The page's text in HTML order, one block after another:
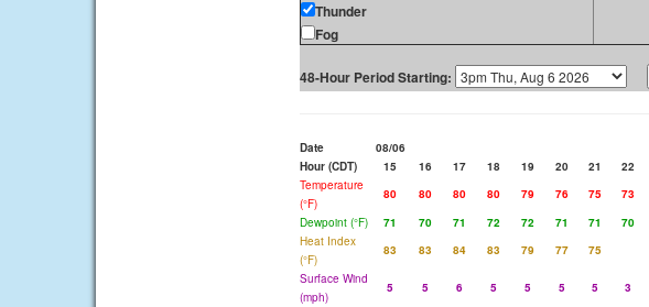
Thunder
Fog
48-Hour Period Starting:
Date 08/06
Hour (CDT)
15 16 17 18 19 20 21 22
Temperature
(°F)
80 80 80 80 79 76 75 73
Dewpoint (°F)
71 70 71 72 72 71 71 70
Heat Index
(°F)
83 83 84 83 79 77 75
Surface Wind
(mph)
5 5 6 5 5 5 5 3